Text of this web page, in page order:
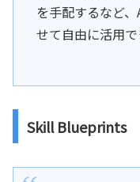
を手配するなど
せて自由に活用で
Skill Blueprints